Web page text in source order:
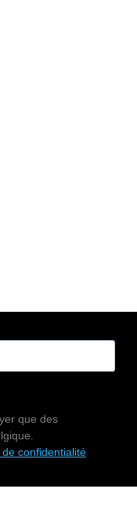
que des
confidentialité